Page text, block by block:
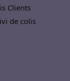
Clients
de colis